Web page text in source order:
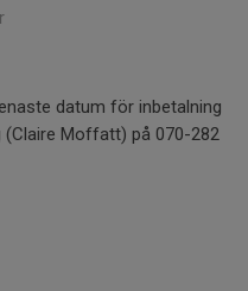
datum för inbetalning
(Claire Moffatt) på 070-282